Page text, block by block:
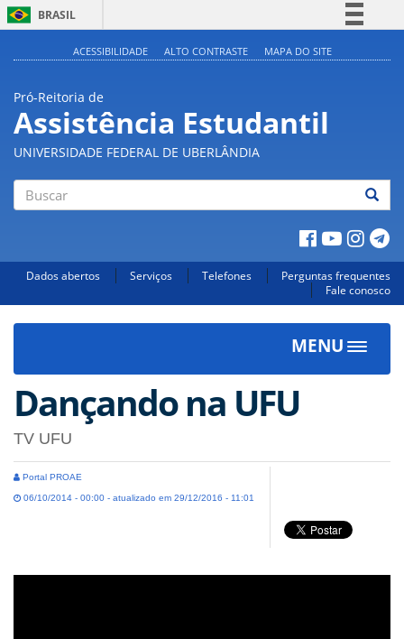
BRASIL
Acesso à informação
Legislação
Canais
ACESSIBILIDADE ALTO CONTRASTE MAPA DO SITE
Pró-Reitoria de
Assistência Estudantil
UNIVERSIDADE FEDERAL DE UBERLÂNDIA
Dados abertos Serviços Telefones
Perguntas frequentes
Fale conosco
MENU
Toggle
Dançando na UFU
TV UFU
Portal PROAE
06/10/2014 - 00:00 - atualizado em 29/12/2016 - 11:01